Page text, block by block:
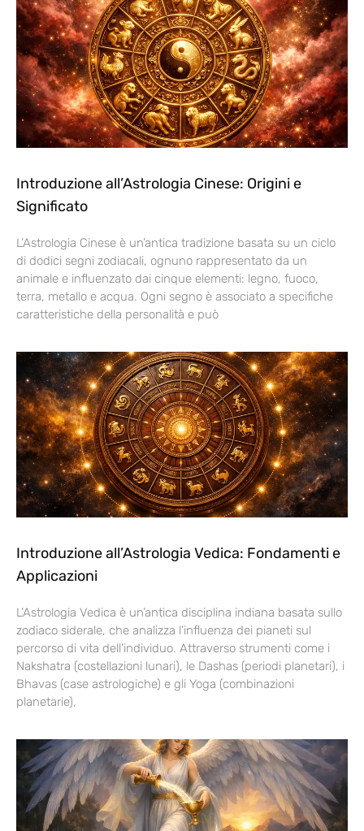
Introduzione all’Astrologia Cinese: Origini e
Significato
L’Astrologia Cinese è un’antica tradizione basata su un ciclo
di dodici segni zodiacali, ognuno rappresentato da un
animale e influenzato dai cinque elementi: legno, fuoco,
terra, metallo e acqua. Ogni segno è associato a specifiche
caratteristiche della personalità e può
Introduzione all’Astrologia Vedica: Fondamenti e
Applicazioni
L’Astrologia Vedica è un’antica disciplina indiana basata sullo
zodiaco siderale, che analizza l’influenza dei pianeti sul
percorso di vita dell’individuo. Attraverso strumenti come i
Nakshatra (costellazioni lunari), le Dashas (periodi planetari), i
Bhavas (case astrologiche) e gli Yoga (combinazioni
planetarie),